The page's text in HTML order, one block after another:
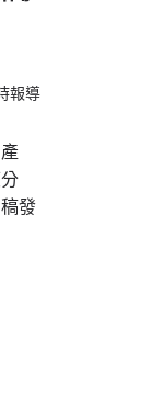
報導
發